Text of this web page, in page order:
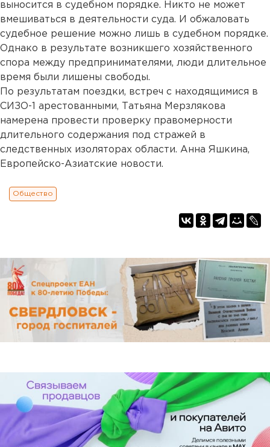
выносится в судебном порядке. Никто не может
вмешиваться в деятельности суда. И обжаловать
судебное решение можно лишь в судебном порядке.
Однако в результате возникшего хозяйственного
спора между предпринимателями, люди длительное
время были лишены свободы.
По результатам поездки, встреч с находящимися в
СИЗО-1 арестованными, Татьяна Мерзлякова
намерена провести проверку правомерности
длительного содержания под стражей в
следственных изоляторах области. Анна Яшкина,
Европейско-Азиатские новости.
Общество